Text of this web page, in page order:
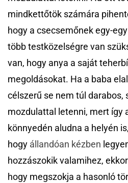
mindkettőtök számára
hogy a csecsemőnek egy-
több testközelségre van
van, hogy anya a saját
megoldásokat. Ha a baba
célszerű se nem túl darabos,
mozdulattal letenni, mert így
könnyedén aludna a helyén
hogy állandóan kézben
hozzászokik valamihez,
hogy megszokja a hasonló